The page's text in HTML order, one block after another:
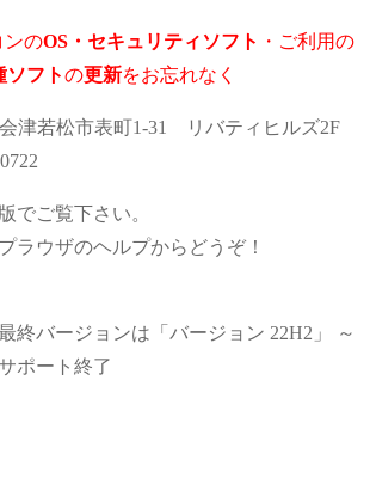
ンのOS・セキュリティソフト ・ご利用の
ソフトの更新をお忘れなく
会津若松市表町1-31 リバティヒルズ2F
でご覧下さい。
ラウザのヘルプからどうぞ！
最終バージョンは「バージョン 22H2」 ～
ポート終了